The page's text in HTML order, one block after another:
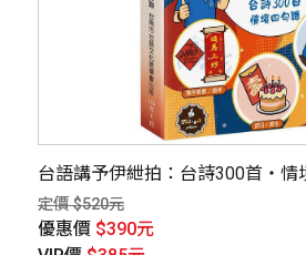
台語講予伊紲拍：台詩300首・情
定價 $520元
優惠價 $390元